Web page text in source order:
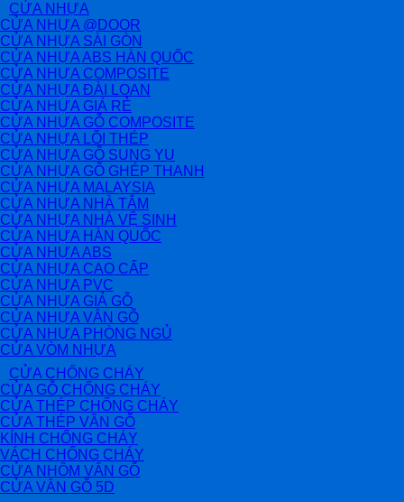
CỬA NHỰA
CỬA NHỰA @DOOR
CỬA NHỰA SÀI GÒN
CỬA NHỰA ABS HÀN QUỐC
CỬA NHỰA COMPOSITE
CỬA NHỰA ĐÀI LOAN
CỬA NHỰA GIÁ RẺ
CỬA NHỰA GỖ COMPOSITE
CỬA NHỰA LÕI THÉP
CỬA NHỰA GỖ SUNG YU
CỬA NHỰA GỖ GHÉP THANH
CỬA NHỰA MALAYSIA
CỬA NHỰA NHÀ TẮM
CỬA NHỰA NHÀ VỆ SINH
CỬA NHỰA HÀN QUỐC
CỬA NHỰA ABS
CỬA NHỰA CAO CẤP
CỬA NHỰA PVC
CỬA NHỰA GIẢ GỖ
CỬA NHỰA VÂN GỖ
CỬA NHỰA PHÒNG NGỦ
CỬA VÒM NHỰA
CỬA CHỐNG CHÁY
CỬA GỖ CHỐNG CHÁY
CỬA THÉP CHỐNG CHÁY
CỬA THÉP VÂN GỖ
KÍNH CHỐNG CHÁY
VÁCH CHỐNG CHÁY
CỬA NHÔM VÂN GỖ
CỬA VÂN GỖ 5D